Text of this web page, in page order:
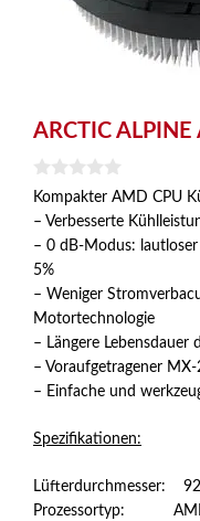
ARCTIC
0
v
o
Kompakter AMD CPU
– Verbesserte
– 0 dB-Modus:
5%
– Weniger
Motortechnologie
– Längere Lebensdauer
– Voraufgetragener
– Einfache und
Spezifikationen:
Lüfterdurchmesser:
Prozessortyp: